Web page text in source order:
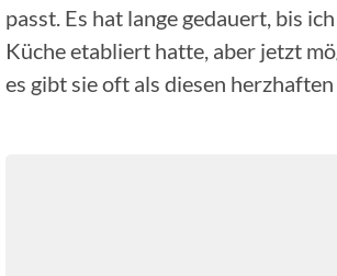
passt. Es hat lange gedauert, bis
Küche etabliert hatte, aber jetzt
es gibt sie oft als diesen